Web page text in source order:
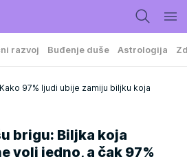
razvoj Buđenje duše Astrologija
Kako 97% ljudi ubije zamiju biljku koja
brigu: Biljka koja
voli jedno, a čak 97%